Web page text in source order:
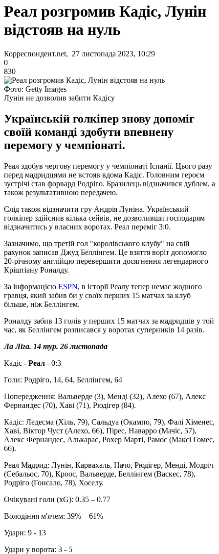
Реал розгромив Кадіс, Лунін
відстояв на нуль
Корреспондент.net, 27 листопада 2023, 10:29
0
830
Фото: Getty Images
Лунін не дозволив забити Кадісу
Українській голкіпер знову допоміг
своїй команді здобути впевнену
перемогу у чемпіонаті.
Реал здобув чергову перемогу у чемпіонаті Іспанії. Цього разу
перед мадридцями не встояв вдома Кадіс. Головним героєм
зустрічі став форвард Родріго. Бразилець відзначився дублем, а
також результативною передачею.
Слід також відзначити гру Андрія Луніна. Український
голкіпер здійснив кілька сейвів, не дозволивши господарям
відзначитись у власних воротах. Реал переміг 3:0.
Зазначимо, що третій гол "королівського клубу" на свій
рахунок записав Джуд Беллінгем. Це взяття воріт допомогло
20-річному англійцю перевершити досягнення легендарного
Кріштіану Роналду.
За інформацією ESPN, в історії Реалу тепер немає жодного
гравця, який забив би у своїх перших 15 матчах за клуб
більше, ніж Беллінгем.
Роналду забив 13 голів у перших 15 матчах за мадридців у той
час, як Беллінгем розписався у воротах суперників 14 разів.
Ла Ліга. 14 тур. 26 листопада
Кадіс - Реал - 0:3
Голи: Родріго, 14, 64, Беллінгем, 64
Попередження: Вальверде (3), Менді (32), Алехо (67), Алекс
Фернандес (70), Хаві (71), Рюдігер (84).
Кадіс: Ледесма (Хіль, 79), Сальдуа (Окампо, 79), Фалі Хіменес,
Хаві, Віктор Чуст (Алехо, 66), Пірес, Наварро (Мачіс, 57),
Алекс Фернандес, Алькарас, Рохер Марті, Рамос (Максі Гомес,
66).
Реал Мадрид: Лунін, Карвахаль, Начо, Рюдігер, Менді, Модріч
(Себальос, 70), Кроос, Вальверде, Беллінгем (Васкес, 78),
Родріго (Гонсало, 78), Хоселу.
Очікувані голи (xG): 0.35 – 0.77
Володіння м'ячем: 39% – 61%
Удари: 9 - 13
Удари у ворота: 3 - 5